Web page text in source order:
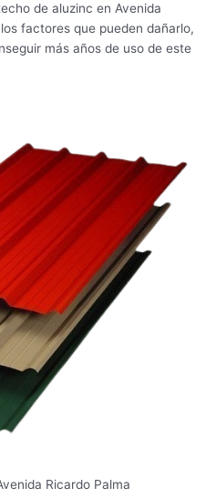
de aluzinc en Avenida
factores que pueden dañarlo,
más años de uso de este
Ricardo Palma